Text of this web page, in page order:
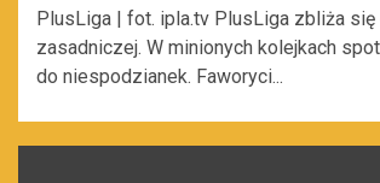
PlusLiga | fot. ipla.tv PlusLiga zbliża
zasadniczej. W minionych kolejkach
do niespodzianek. Faworyci...